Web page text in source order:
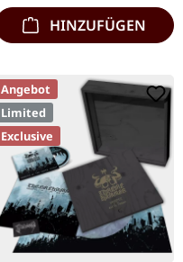
HINZUFÜGEN
Angebot
Limited
Exclusive